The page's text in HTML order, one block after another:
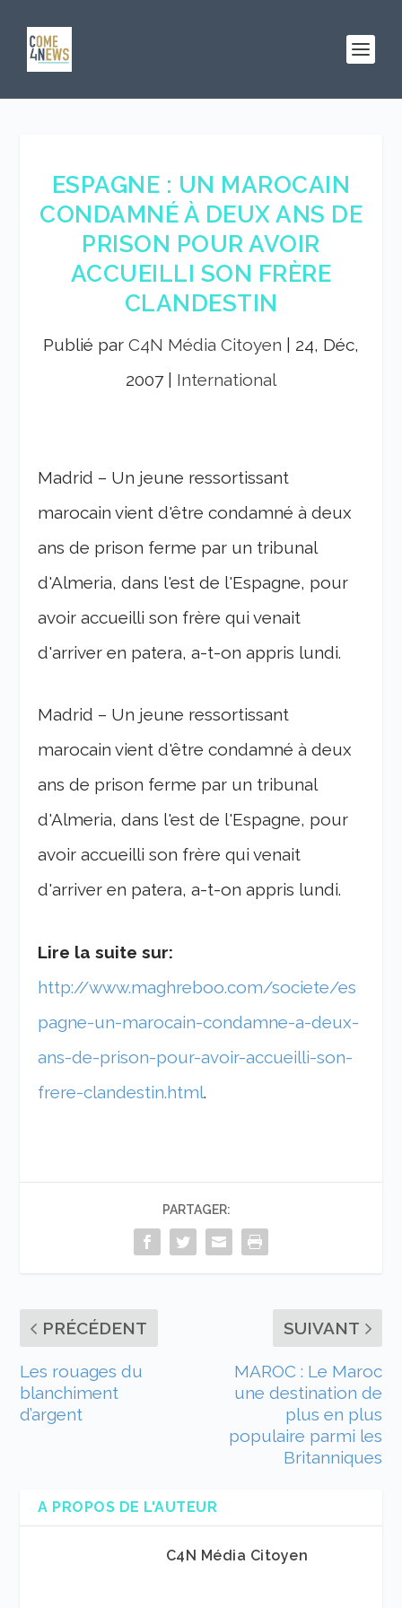
ESPAGNE : UN MAROCAIN
CONDAMNÉ À DEUX ANS DE
PRISON POUR AVOIR
ACCUEILLI SON FRÈRE
CLANDESTIN
Publié par C4N Média Citoyen
24, Déc,
2007
International
Madrid – Un jeune ressortissant
marocain vient d'être condamné à deux
ans de prison ferme par un tribunal
d'Almeria, dans l'est de l'Espagne, pour
avoir accueilli son frère qui venait
d'arriver en patera, a-t-on appris lundi.
Madrid – Un jeune ressortissant
marocain vient d'être condamné à deux
ans de prison ferme par un tribunal
d'Almeria, dans l'est de l'Espagne, pour
avoir accueilli son frère qui venait
d'arriver en patera, a-t-on appris lundi.
Lire la suite sur:
http://www.maghreboo.com/societe/es
pagne-un-marocain-condamne-a-deux-
ans-de-prison-pour-avoir-accueilli-son-
frere-clandestin.html.
PARTAGER:
PRÉCÉDENT
Les rouages du
blanchiment
d’argent
SUIVANT
MAROC : Le Maroc
une destination de
plus en plus
populaire parmi les
Britanniques
A PROPOS DE L'AUTEUR
C4N Média Citoyen